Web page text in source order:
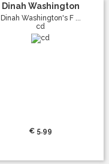
Dinah Washington
Dinah Washington's F ...
cd
€ 5.99